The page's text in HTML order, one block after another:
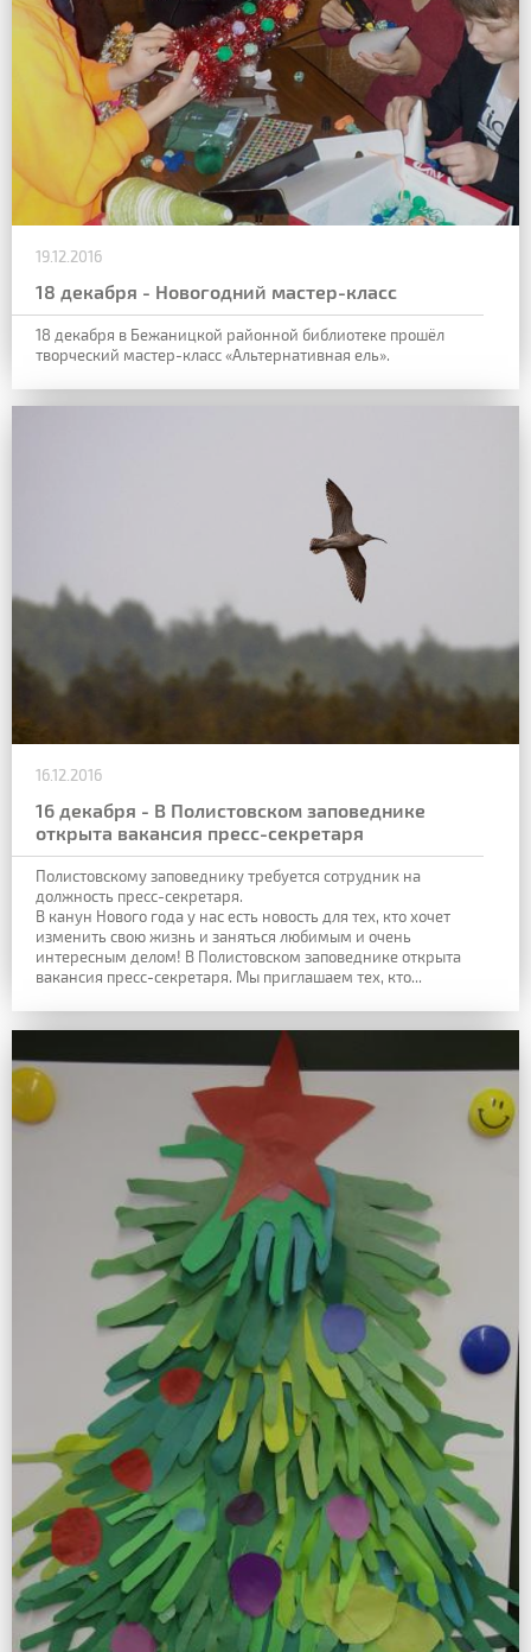
19.12.2016
18 декабря - Новогодний мастер-класс
18 декабря в Бежаницкой районной библиотеке прошёл
творческий мастер-класс «Альтернативная ель».
16.12.2016
16 декабря - В Полистовском заповеднике
открыта вакансия пресс-секретаря
Полистовскому заповеднику требуется сотрудник на
должность пресс-секретаря.
В канун Нового года у нас есть новость для тех, кто хочет
изменить свою жизнь и заняться любимым и очень
интересным делом! В Полистовском заповеднике открыта
вакансия пресс-секретаря. Мы приглашаем тех, кто...